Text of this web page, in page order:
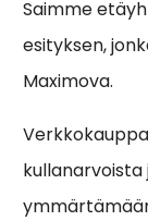
Saimme
esityksen,
Maximova.